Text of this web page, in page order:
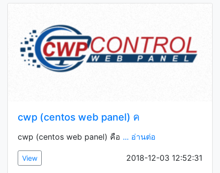
cwp (centos web panel) ค
cwp (centos web panel) คือ ... อ่านต่อ
View 2018-12-03 12:52:31